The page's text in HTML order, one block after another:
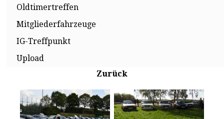
Oldtimertreffen
Mitgliederfahrzeuge
IG-Treffpunkt
Upload
Zurück